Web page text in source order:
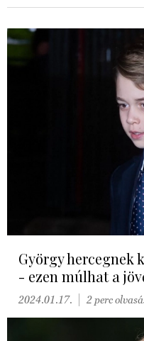
György hercegnek
- ezen múlhat a
2024.01.17. 2 perc